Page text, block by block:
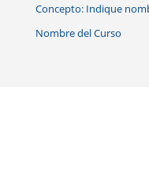
Concepto: Indique
Nombre del Curso